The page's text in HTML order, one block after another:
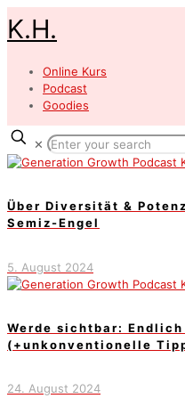
K.H.
Online Kurs
Podcast
Goodies
✕
Über Diversität &
Semiz-Engel
5. August 2024
Werde sichtbar:
(+unkonventionelle
24. August 2024